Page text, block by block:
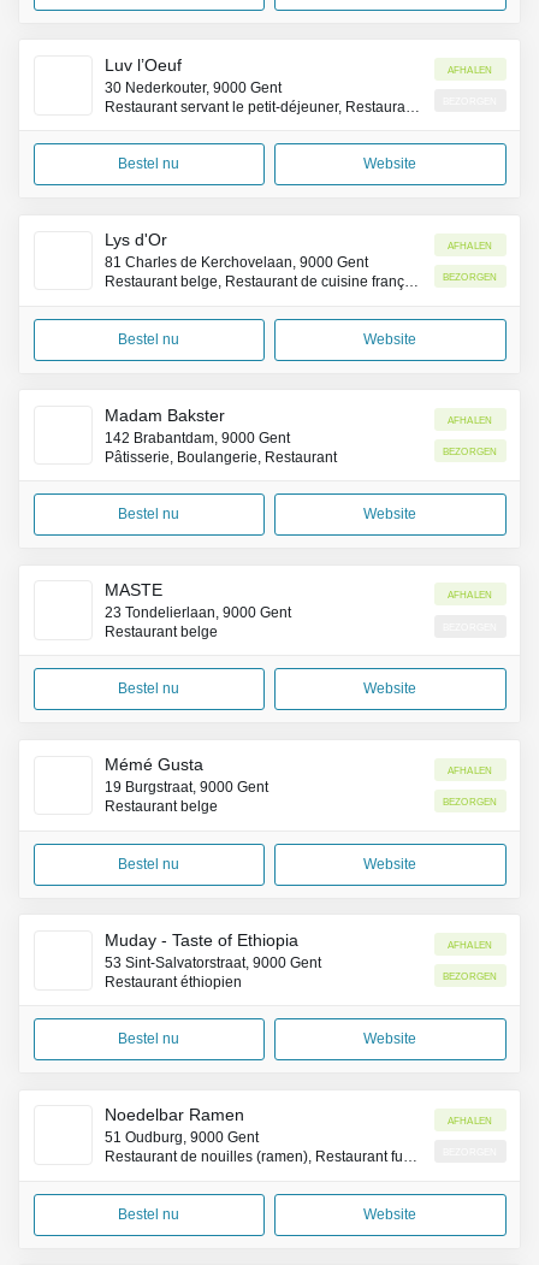
Luv l’Oeuf
30 Nederkouter, 9000 Gent
Restaurant servant le petit-déjeuner, Restaurant brunch
Afhalen
Bestel nu Website
Lys d'Or
81 Charles de Kerchovelaan, 9000 Gent
Restaurant belge, Restaurant de cuisine française
Afhalen
Bezorgen
Bestel nu Website
Madam Bakster
142 Brabantdam, 9000 Gent
Pâtisserie, Boulangerie, Restaurant
Afhalen
Bezorgen
Bestel nu Website
MASTE
23 Tondelierlaan, 9000 Gent
Restaurant belge
Afhalen
Bestel nu Website
Mémé Gusta
19 Burgstraat, 9000 Gent
Restaurant belge
Afhalen
Bezorgen
Bestel nu Website
Muday - Taste of Ethiopia
53 Sint-Salvatorstraat, 9000 Gent
Restaurant éthiopien
Afhalen
Bezorgen
Bestel nu Website
Noedelbar Ramen
51 Oudburg, 9000 Gent
Restaurant de nouilles (ramen), Restaurant fusion Franco-Japonais
Afhalen
Bestel nu Website